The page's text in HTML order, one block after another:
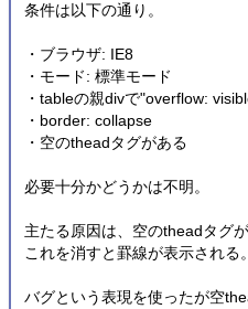
条件は以下の通り。
・ブラウザ: IE8
・モード: 標準モード
・tableの親divで"overflow:
・border: collapse
・空のtheadタグがある
必要十分かどうかは不明。
主たる原因は、空のtheadタグが
これを消すと罫線が表示される。
バグという表現を使ったが空